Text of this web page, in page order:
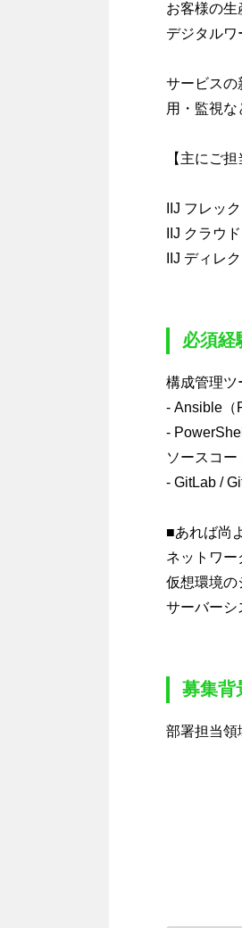
お客様の
デジタルワ
サービスの
用・監視
【主にご
IIJ フレッ
IIJ クラウ
IIJ ディレ
必須経
構成管理ツ
- Ansible（
- PowerShell
ソースコ
- GitLab /
■あれば尚
ネットワ
仮想環境の
サーバーシ
募集背
部署担当領